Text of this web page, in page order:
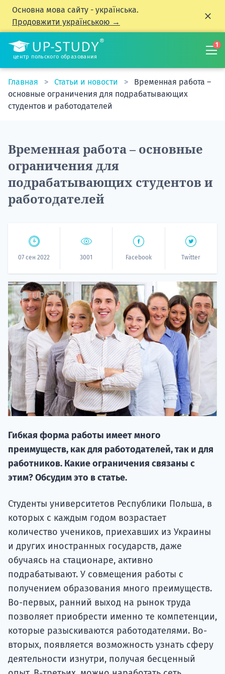
Основна мова сайту - українська.
Продовжити українською →
центр польского образования
1
Главная Статьи и новости
Временная работа –
основные ограничения для подрабатывающих
студентов и работодателей
Временная работа – основные
ограничения для
подрабатывающих студентов и
работодателей
07 сен 2022 3001 Facebook Twitter
Гибкая форма работы имеет много
преимуществ, как для работодателей, так и для
работников. Какие ограничения связаны с
этим? Обсудим это в статье.
Студенты университетов Республики Польша, в
которых с каждым годом возрастает
количество учеников, приехавших из Украины
и других иностранных государств, даже
обучаясь на стационаре, активно
подрабатывают. У совмещения работы с
получением образования много преимуществ.
Во-первых, ранний выход на рынок труда
позволяет приобрести именно те компетенции,
которые разыскиваются работодателями. Во-
вторых, появляется возможность узнать сферу
деятельности изнутри, получая бесценный
НАБОР